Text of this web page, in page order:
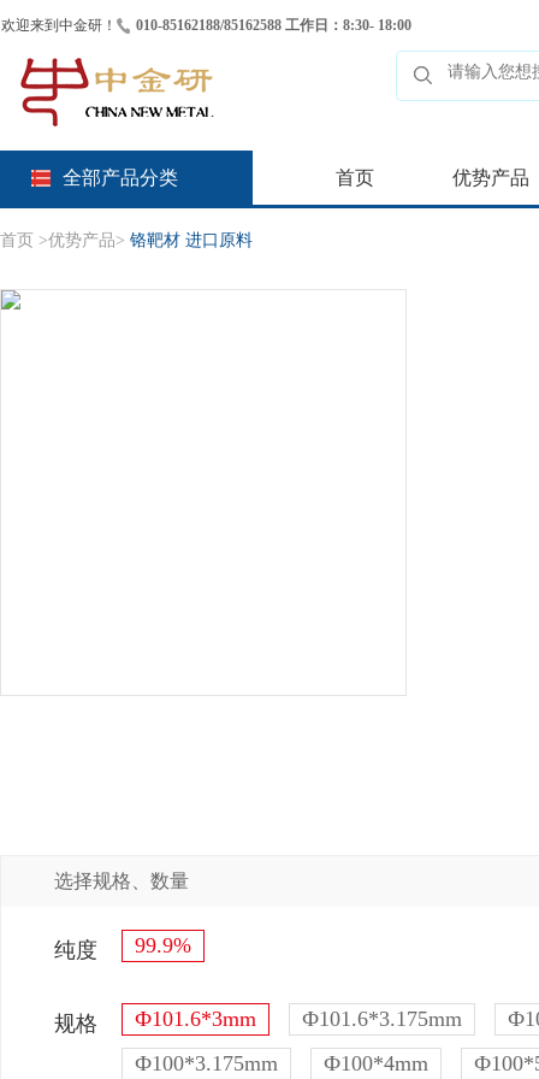
欢迎来到中金研！ 010-85162188/85162588 工作日：8:30- 18:00
全部产品分类 首页 优势产品
首页 >优势产品> 铬靶材 进口原料
选择规格、数量
纯度 99.9%
规格 Ф101.6*3mm Ф101.6*3.175mm
Ф100*3.175mm
Ф100*4mm